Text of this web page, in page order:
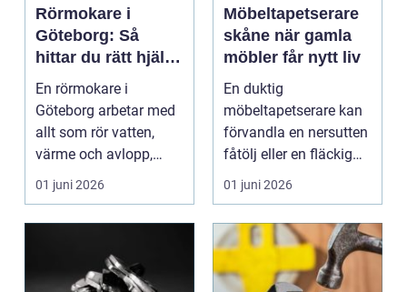
Rörmokare i
Göteborg: Så
hittar du rätt hjälp
för vatten, värme
och avlopp
En rörmokare i
Göteborg arbetar med
allt som rör vatten,
värme och avlopp,
b&ari...
01 juni 2026
Möbeltapetserare
skåne när gamla
möbler får nytt liv
En duktig
möbeltapetserare kan
förvandla en nersutten
fåtölj eller en fläckig
soffa till en favoritm...
01 juni 2026